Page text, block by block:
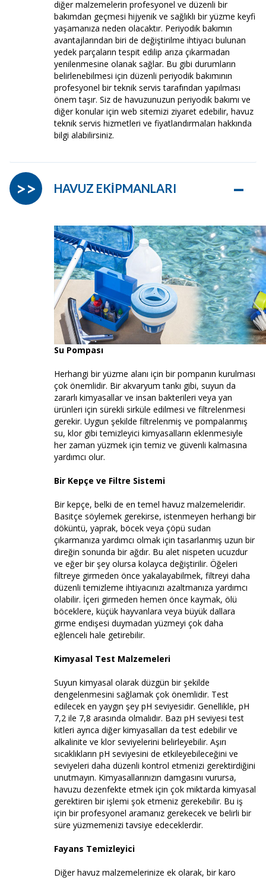
diğer malzemelerin profesyonel ve düzenli bir
bakımdan geçmesi hijyenik ve sağlıklı bir yüzme keyfi
yaşamanıza neden olacaktır. Periyodik bakımın
avantajlarından biri de değiştirilme ihtiyacı bulunan
yedek parçaların tespit edilip arıza çıkarmadan
yenilenmesine olanak sağlar. Bu gibi durumların
belirlenebilmesi için düzenli periyodik bakımının
profesyonel bir teknik servis tarafından yapılması
önem taşır. Siz de havuzunuzun periyodik bakımı ve
diğer konular için web sitemizi ziyaret edebilir, havuz
teknik servis hizmetleri ve fiyatlandırmaları hakkında
bilgi alabilirsiniz.
HAVUZ EKİPMANLARI –
>>
Su Pompası
Herhangi bir yüzme alanı için bir pompanın kurulması
çok önemlidir. Bir akvaryum tankı gibi, suyun da
zararlı kimyasallar ve insan bakterileri veya yan
ürünleri için sürekli sirküle edilmesi ve filtrelenmesi
gerekir. Uygun şekilde filtrelenmiş ve pompalanmış
su, klor gibi temizleyici kimyasalların eklenmesiyle
her zaman yüzmek için temiz ve güvenli kalmasına
yardımcı olur.
Bir Kepçe ve Filtre Sistemi
Bir kepçe, belki de en temel havuz malzemeleridir.
Basitçe söylemek gerekirse, istenmeyen herhangi bir
döküntü, yaprak, böcek veya çöpü sudan
çıkarmanıza yardımcı olmak için tasarlanmış uzun bir
direğin sonunda bir ağdır. Bu alet nispeten ucuzdur
ve eğer bir şey olursa kolayca değiştirilir. Öğeleri
filtreye girmeden önce yakalayabilmek, filtreyi daha
düzenli temizleme ihtiyacınızı azaltmanıza yardımcı
olabilir. İçeri girmeden hemen önce kaymak, ölü
böceklere, küçük hayvanlara veya büyük dallara
girme endişesi duymadan yüzmeyi çok daha
eğlenceli hale getirebilir.
Kimyasal Test Malzemeleri
Suyun kimyasal olarak düzgün bir şekilde
dengelenmesini sağlamak çok önemlidir. Test
edilecek en yaygın şey pH seviyesidir. Genellikle, pH
7,2 ile 7,8 arasında olmalıdır. Bazı pH seviyesi test
kitleri ayrıca diğer kimyasalları da test edebilir ve
alkalinite ve klor seviyelerini belirleyebilir. Aşırı
sıcaklıkların pH seviyesini de etkileyebileceğini ve
seviyeleri daha düzenli kontrol etmenizi gerektirdiğini
unutmayın. Kimyasallarınızın damgasını vurursa,
havuzu dezenfekte etmek için çok miktarda kimyasal
gerektiren bir işlemi şok etmeniz gerekebilir. Bu iş
için bir profesyonel aramanız gerekecek ve belirli bir
süre yüzmemenizi tavsiye edeceklerdir.
Fayans Temizleyici
Diğer havuz malzemelerinize ek olarak, bir karo